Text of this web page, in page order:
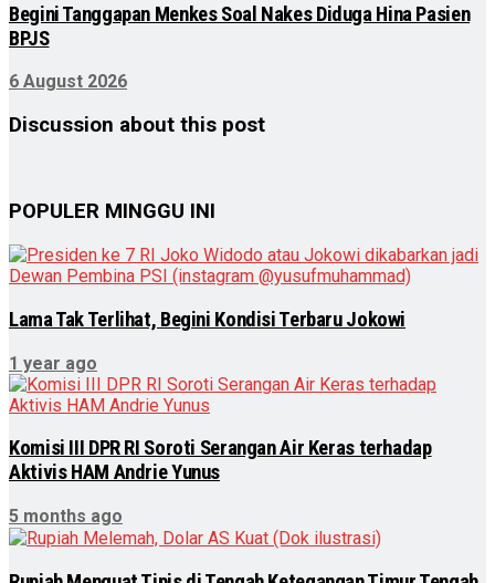
Begini Tanggapan Menkes Soal Nakes Diduga Hina Pasien
BPJS
6 August 2026
Discussion about this post
POPULER MINGGU INI
Lama Tak Terlihat, Begini Kondisi Terbaru Jokowi
1 year ago
Komisi III DPR RI Soroti Serangan Air Keras terhadap
Aktivis HAM Andrie Yunus
5 months ago